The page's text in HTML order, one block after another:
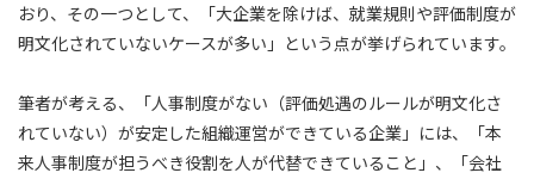
おり、その一つとして、「大企業を除けば、就業規則や評価制度が
明文化されていないケースが多い」という点が挙げられています。
筆者が考える、「人事制度がない（評価処遇のルールが明文化さ
れていない）が安定した組織運営ができている企業」には、「本
来人事制度が担うべき役割を人が代替できていること」、「会社